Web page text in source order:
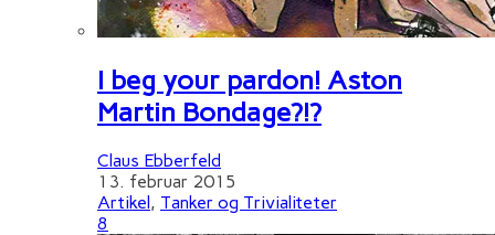
I beg your pardon! Aston
Martin Bondage?!?
Claus Ebberfeld
13. februar 2015
Artikel, Tanker og Trivialiteter
8